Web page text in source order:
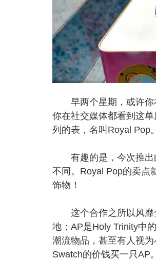
早两个星期，或许你
你在社交媒体都看到这
列的表，名叫Royal Pop。
有趣的是，今次推出
不同。Royal Pop的卖点
饰物！
这个合作之所以风靡
地；AP是Holy Trinity中
潮流物品，甚至有人视
Swatch的价钱买一只AP。